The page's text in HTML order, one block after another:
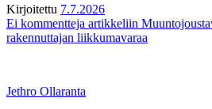
Kirjoitettu 7.7.2026
Ei kommentteja artikkeliin
rakennuttajan liikkumavaraa
Jethro Ollaranta